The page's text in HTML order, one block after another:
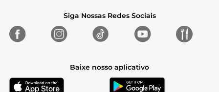
Siga Nossas Redes Sociais
Baixe nosso aplicativo